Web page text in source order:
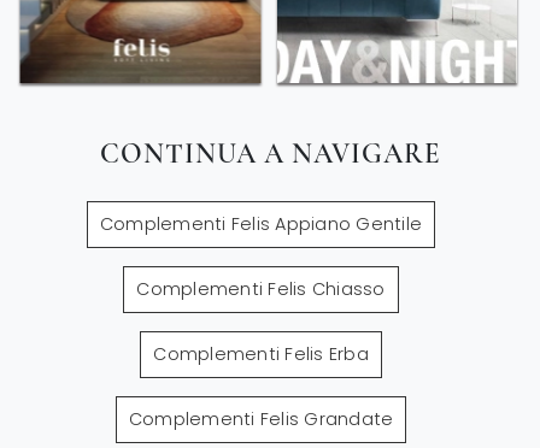
CONTINUA A NAVIGARE
Complementi Felis Appiano Gentile
Complementi Felis Chiasso
Complementi Felis Erba
Complementi Felis Grandate